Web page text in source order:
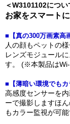
＜W3101102につい
お家をスマート
■【真の300万画素高
人の顔もペットの
レンズモジュール
す。 (※本製品は
■【薄暗い環境でもカ
高感度センサーを
ーで撮影しますほ
もカラー監視が可